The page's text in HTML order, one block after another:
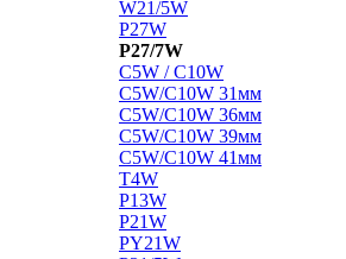
W21/5W
P27W
P27/7W
C5W / C10W
C5W/C10W 31мм
C5W/C10W 36мм
C5W/C10W 39мм
C5W/C10W 41мм
T4W
P13W
P21W
PY21W